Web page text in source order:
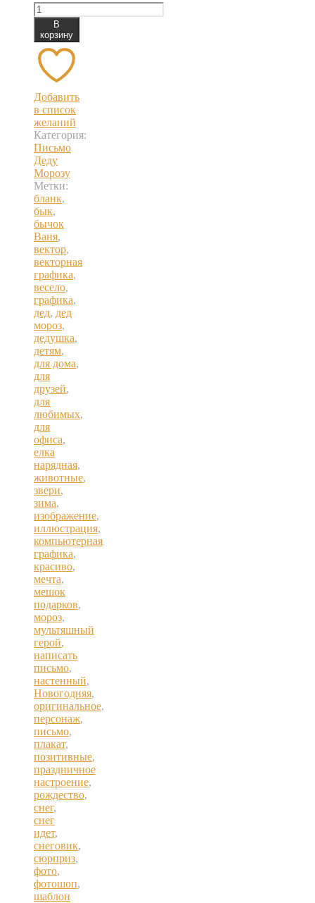
Количество
товара
Письмо
Деду
Морозу.
Бланк,
Мышь
В
корзину
Добавить
в список
желаний
Категория:
Письмо
Деду
Морозу
Метки:
бланк,
бык,
бычок
Ваня,
вектор,
векторная
графика,
весело,
графика,
дед, дед
мороз,
дедушка,
детям,
для дома,
для
друзей,
для
любимых,
для
офиса,
елка
нарядная,
животные,
звери,
зима,
изображение,
иллюстрация,
компьютерная
графика,
красиво,
мечта,
мешок
подарков,
мороз,
мультяшный
герой,
написать
письмо,
настенный,
Новогодняя,
оригинальное,
персонаж,
письмо,
плакат,
позитивные,
праздничное
настроение,
рождество,
снег,
снег
идет,
снеговик,
сюрприз,
фото,
фотошоп,
шаблон